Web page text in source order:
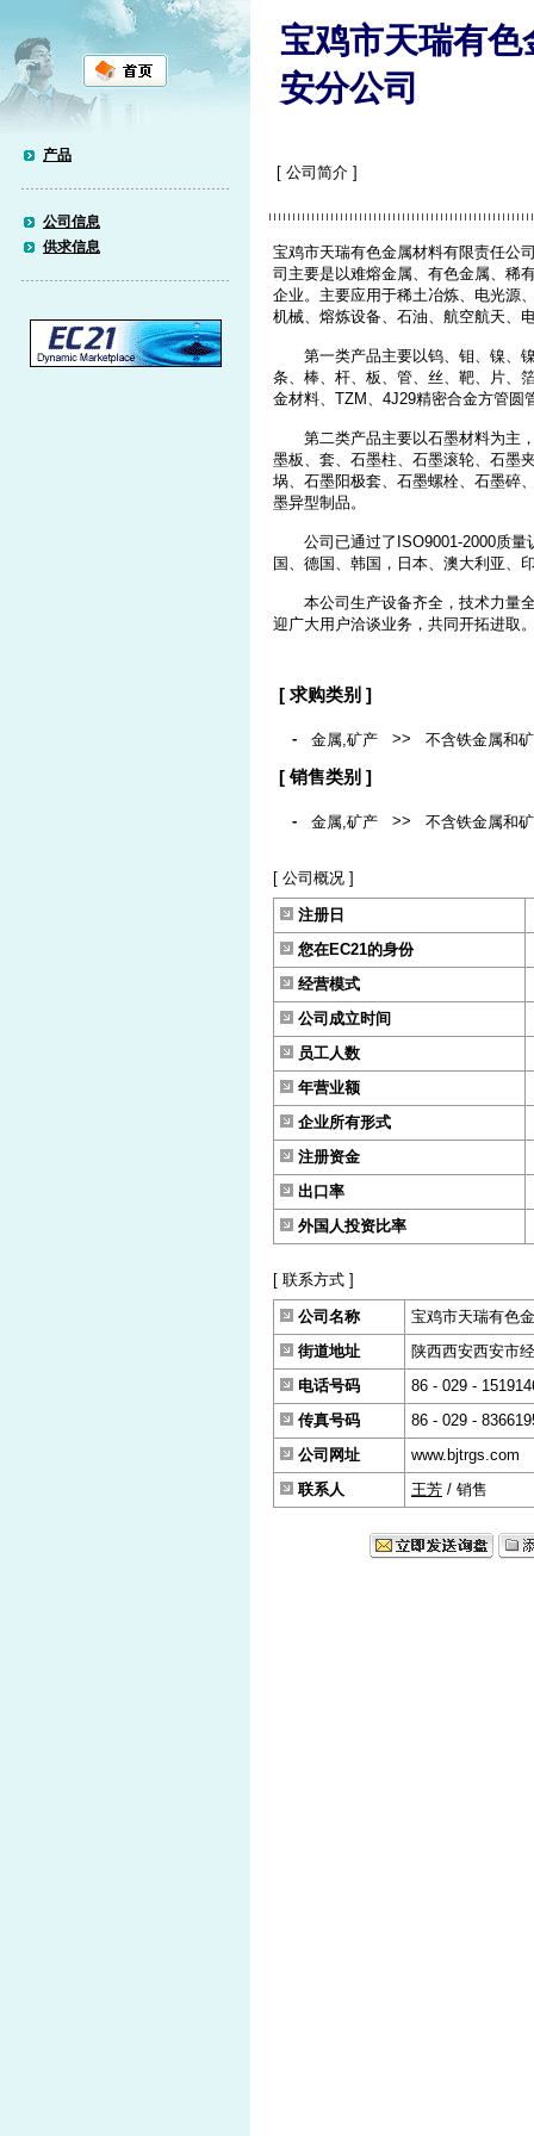
产品
公司信息
供求信息
宝鸡市天瑞有
安分公司
[ 公司简介 ]
宝鸡市天瑞有色金属材料有限责任公
司主要是以难熔金属、有色金属、稀
企业。主要应用于稀土冶炼、电光源
机械、熔炼设备、石油、航空航天、
第一类产品主要以钨、钼、镍、镍
条、棒、杆、板、管、丝、靶、片、
金材料、TZM、4J29精密合金方管圆
第二类产品主要以石墨材料为主，
墨板、套、石墨柱、石墨滚轮、石墨
埚、石墨阳极套、石墨螺栓、石墨碎
墨异型制品。
公司已通过了ISO9001-2000质量
国、德国、韩国，日本、澳大利亚、
本公司生产设备齐全，技术力量全
迎广大用户洽谈业务，共同开拓进取
[ 求购类别 ]
- 金属,矿产 >> 不含铁金属和
[ 销售类别 ]
- 金属,矿产 >> 不含铁金属和
[ 公司概况 ]
注册日
您在EC21的身份
经营模式
公司成立时间
员工人数
年营业额
企业所有形式
注册资金
出口率
外国人投资比率
[ 联系方式 ]
公司名称
宝鸡市天瑞有色
街道地址
陕西西安西安市
电话号码
86 - 029 -
传真号码
86 - 029 -
公司网址
www.bjtrgs.com
联系人
王芳 / 销售